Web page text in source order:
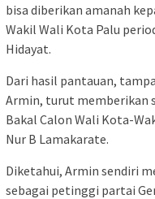
bisa diberikan amanah
Wakil Wali Kota Palu
Hidayat.
Dari hasil pantauan,
Armin, turut memberikan
Bakal Calon Wali Kota-
Nur B Lamakarate.
Diketahui, Armin sendiri
sebagai petinggi partai